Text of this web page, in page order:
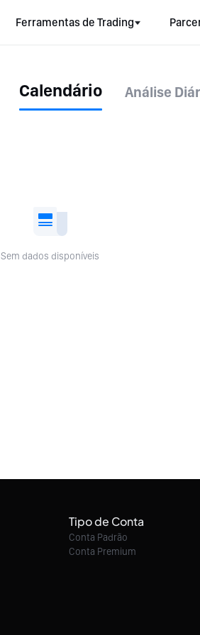
Ferramentas de Trading
Calendário Análise
Sem dados disponíveis
Tipo de Conta
Conta Padrão
Conta Premium